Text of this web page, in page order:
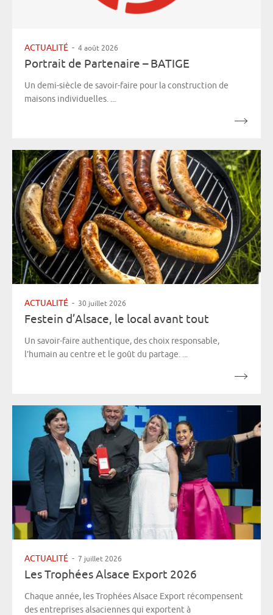
ACTUALITÉ - 4 août 2026
Portrait de Partenaire – BATIGE
Un demi-siècle de savoir-faire pour la construction de
maisons individuelles. ...
ACTUALITÉ - 30 juillet 2026
Festein d’Alsace, le local avant tout
Un savoir-faire authentique, des choix responsable,
l’humain au centre et le goût du partage. ...
ACTUALITÉ - 7 juillet 2026
Les Trophées Alsace Export 2026
Chaque année, les Trophées Alsace Export récompensent
des entreprises alsaciennes qui exportent à